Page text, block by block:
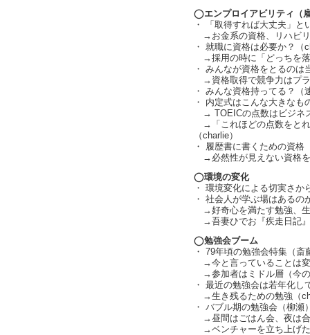
◯エンプロイアビリティ（
・ 「取得すれば大丈夫」と
→お金系の資格、リハビ
・ 就職に資格は必要か？（
→採用の時に「どっちを
・ みんなが資格をとるのは
→資格取得で競争力はプ
・ みんな資格持ってる？（
・ 内定式はこんな大きなも
→ TOEICの点数はビジネ
→「これほどの点数をと
（charlie）
・ 履歴書に書くための資格
→必然性が見えない資格
◯環境の変化
・ 環境変化による切実さか
・ 社会人が学ぶ場はあるの
→好奇心を満たす勉強、
→吾妻ひでお『疾走日記
◯勉強会ブーム
・ 79年頃の勉強会特集（斎
→今と言っていることは
→参加者はミドル層（今
・ 最近の勉強会は若年化し
→生き残るための勉強（
・ バブル期の勉強会（柳瀬
→昼間はごはん会、夜は
→ベンチャーを立ち上げた